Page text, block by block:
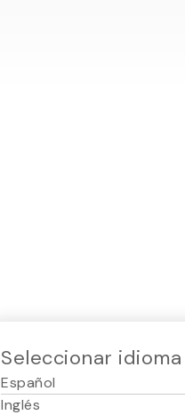
Seleccionar idioma
Español
Inglés